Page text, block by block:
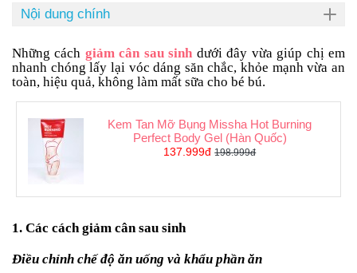
Bé
mặc
Bé
đi
ra
tắm
Nội dung chính
Những cách giảm cân sau sinh dưới đây vừa giúp chị em
nhanh chóng lấy lại vóc dáng săn chắc, khỏe mạnh vừa an
toàn, hiệu quả, không làm mất sữa cho bé bú.
Kem Tan Mỡ Bụng Missha Hot Burning
Perfect Body Gel (Hàn Quốc)
137.999đ198.999đ
1. Các cách giảm cân sau sinh
Điều chỉnh chế độ ăn uống và khẩu phần ăn